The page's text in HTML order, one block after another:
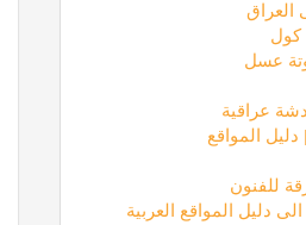
عسل
عراقية
المواقع
للفنون
دليل المواقع العربية